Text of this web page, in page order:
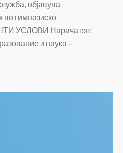
објавува
гимназиско
УСЛОВИ Нарачател:
и наука –